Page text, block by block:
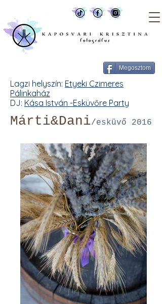
Megosztom
Lagzi helyszín: Etyeki Czimeres
Pálinkaház
DJ: Kása István -Esküvőre Party
Márti&Dani/esküvő 2016